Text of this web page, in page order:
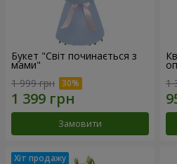
Букет "Світ починається з
мами"
1 999 грн
Замовити
1